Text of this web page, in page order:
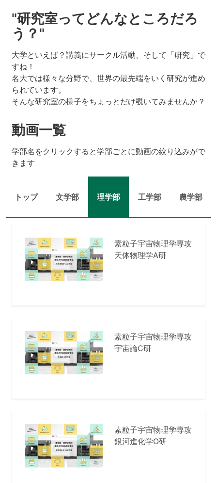
"研究室ってどんなところだろ
う？"
大学といえば？講義にサークル活動、そして「研究」で
すね！
名大では様々な分野で、世界の最先端をいく研究が進め
られています。
そんな研究室の様子をちょっとだけ覗いてみませんか？
動画一覧
学部名をクリックすると学部ごとに動画の絞り込みがで
きます
トップ 文学部 理学部 工学部 農学部
素粒子宇宙物理学専攻
天体物理学A研
素粒子宇宙物理学専攻
宇宙論C研
素粒子宇宙物理学専攻
銀河進化学Ω研